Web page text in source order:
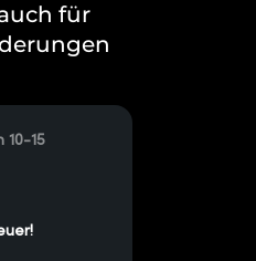
für
10-15